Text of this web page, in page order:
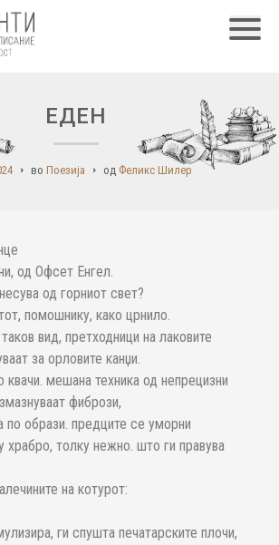
ЕДЕН
во Поезија од Феликс Шилер
од Офсет Енгел.
од горниот свет?
помошнику, како црнило.
вид, претходници на лаковите
за орловите канџи.
мешана техника од непрецизни
фибрози,
по образи. предците се уморни
храбро, толку нежно. што ги правува
на котурот:
ги спушта печатарските плочи,